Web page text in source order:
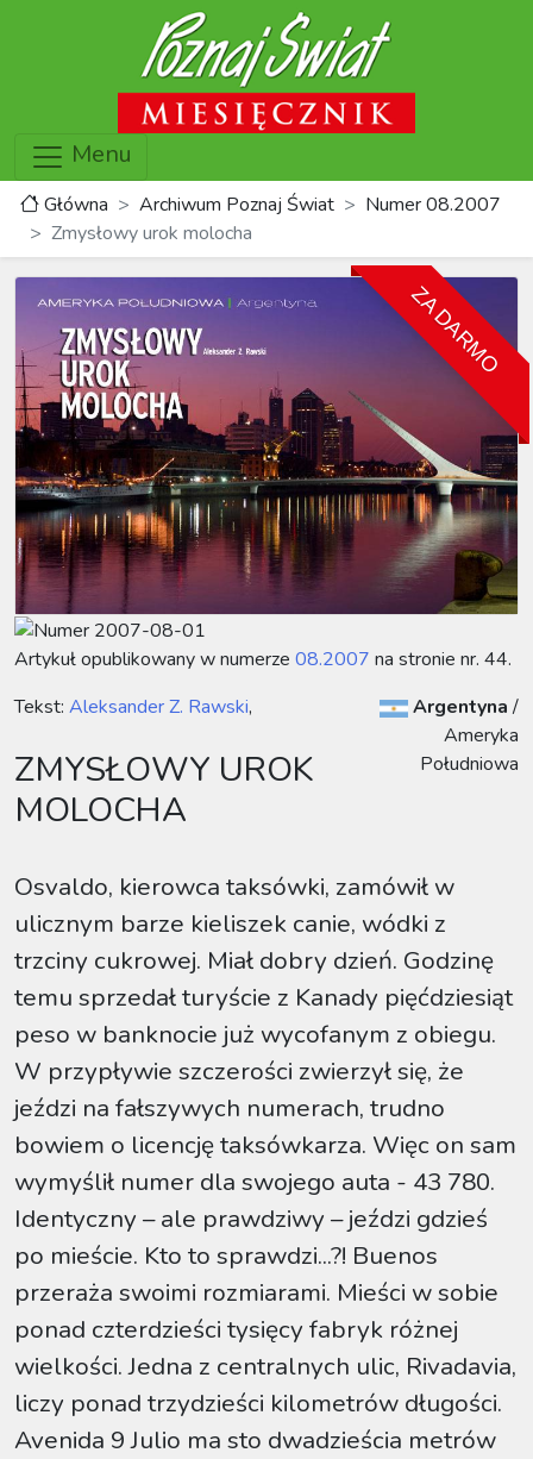
Menu
Główna Archiwum Poznaj Świat
Numer 08.2007
Zmysłowy urok molocha
ZA DARMO
Artykuł opublikowany w numerze 08.2007 na stronie nr. 44.
Tekst: Aleksander Z. Rawski,
ZMYSŁOWY UROK
MOLOCHA
Argentyna /
Ameryka
Południowa
Osvaldo, kierowca taksówki, zamówił w
ulicznym barze kieliszek canie, wódki z
trzciny cukrowej. Miał dobry dzień. Godzinę
temu sprzedał turyście z Kanady pięćdziesiąt
peso w banknocie już wycofanym z obiegu.
W przypływie szczerości zwierzył się, że
jeździ na fałszywych numerach, trudno
bowiem o licencję taksówkarza. Więc on sam
wymyślił numer dla swojego auta - 43 780.
Identyczny – ale prawdziwy – jeździ gdzieś
po mieście. Kto to sprawdzi...?! Buenos
przeraża swoimi rozmiarami. Mieści w sobie
ponad czterdzieści tysięcy fabryk różnej
wielkości. Jedna z centralnych ulic, Rivadavia,
liczy ponad trzydzieści kilometrów długości.
Avenida 9 Julio ma sto dwadzieścia metrów